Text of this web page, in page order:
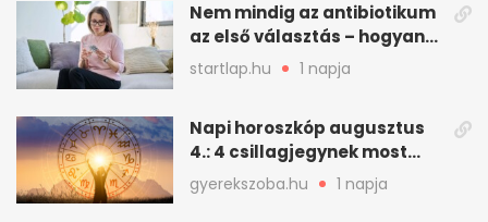
Nem mindig az antibiotikum
az első választás – hogyan
kezeljük a felfázást? (x)
startlap.hu 1 napja
Napi horoszkóp augusztus
4.: 4 csillagjegynek most
minden összejön
gyerekszoba.hu 1 napja